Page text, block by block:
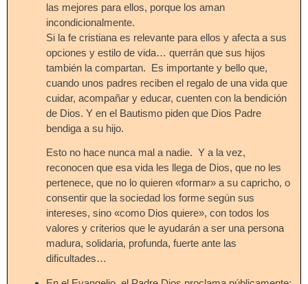
las mejores para ellos, porque los aman
incondicionalmente.
Si la fe cristiana es relevante para ellos y afecta a sus
opciones y estilo de vida… querrán que sus hijos
también la compartan. Es importante y bello que,
cuando unos padres reciben el regalo de una vida que
cuidar, acompañar y educar, cuenten con la bendición
de Dios. Y en el Bautismo piden que Dios Padre
bendiga a su hijo.
Esto no hace nunca mal a nadie. Y a la vez,
reconocen que esa vida les llega de Dios, que no les
pertenece, que no lo quieren «formar» a su capricho, o
consentir que la sociedad los forme según sus
intereses, sino «como Dios quiere», con todos los
valores y criterios que le ayudarán a ser una persona
madura, solidaria, profunda, fuerte ante las
dificultades…